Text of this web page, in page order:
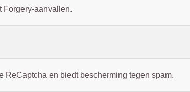
Forgery-aanvallen.
ReCaptcha en biedt bescherming tegen spam.